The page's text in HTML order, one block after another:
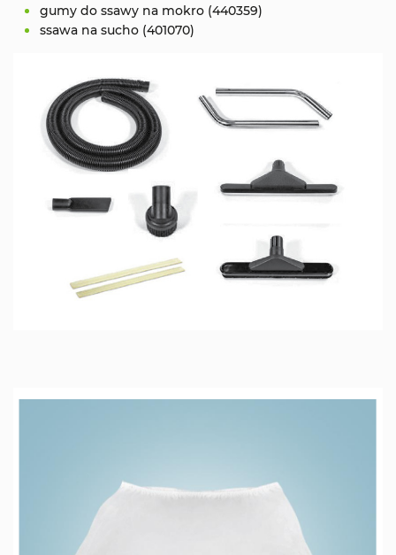
gumy do ssawy na mokro (440359)
ssawa na sucho (401070)